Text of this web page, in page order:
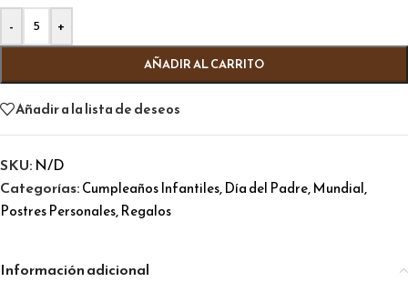
- +
AÑADIR AL CARRITO
Añadir a la lista de deseos
SKU: N/D
Categorías:Cumpleaños Infantiles,Día del Padre,Mundial,
Postres Personales,Regalos
Información adicional